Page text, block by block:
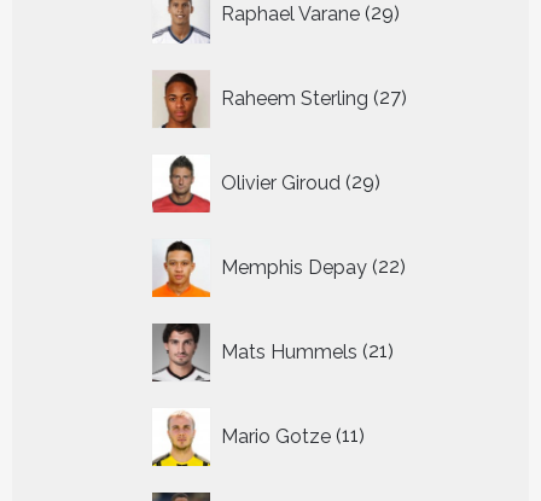
Raphael Varane 29
producten
Raheem Sterling 27
producten
Olivier Giroud 29
producten
Memphis Depay 22
producten
Mats Hummels 21
producten
Mario Gotze 11
producten